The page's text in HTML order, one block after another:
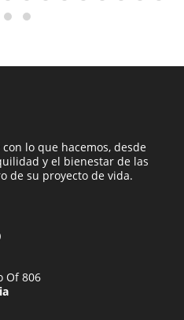
lo que hacemos, desde
y el bienestar de las
de su proyecto de vida.
806